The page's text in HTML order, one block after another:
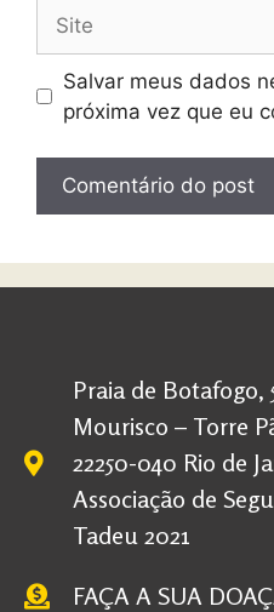
Salvar meus dados
próxima vez que eu
Praia de Botafogo,
Mourisco – Torre
22250-040 Rio de
Associação de
Tadeu 2021
FAÇA A SUA